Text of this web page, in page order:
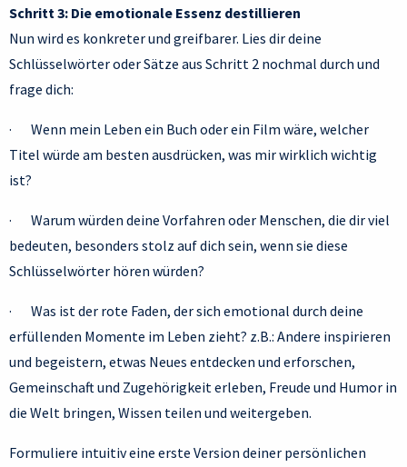
Schritt 3: Die emotionale Essenz destillieren
Nun wird es konkreter und greifbarer. Lies dir deine
Schlüsselwörter oder Sätze aus Schritt 2 nochmal durch und
frage dich:
· Wenn mein Leben ein Buch oder ein Film wäre, welcher
Titel würde am besten ausdrücken, was mir wirklich wichtig
ist?
· Warum würden deine Vorfahren oder Menschen, die dir viel
bedeuten, besonders stolz auf dich sein, wenn sie diese
Schlüsselwörter hören würden?
· Was ist der rote Faden, der sich emotional durch deine
erfüllenden Momente im Leben zieht? z.B.: Andere inspirieren
und begeistern, etwas Neues entdecken und erforschen,
Gemeinschaft und Zugehörigkeit erleben, Freude und Humor in
die Welt bringen, Wissen teilen und weitergeben.
Formuliere intuitiv eine erste Version deiner persönlichen